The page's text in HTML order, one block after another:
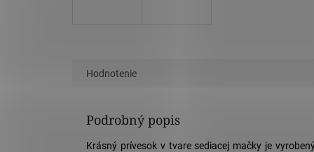
Hodnotenie
Podrobný popis
Krásný prívesok v tvare sediacej mačky je